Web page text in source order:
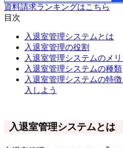
資料請求ランキングはこちら
目次
入退室管理システムとは
入退室管理の役割
入退室管理システムのメリ
入退室管理システムの種類
入退室管理システムの特
入しよう
入退室管理システムとは